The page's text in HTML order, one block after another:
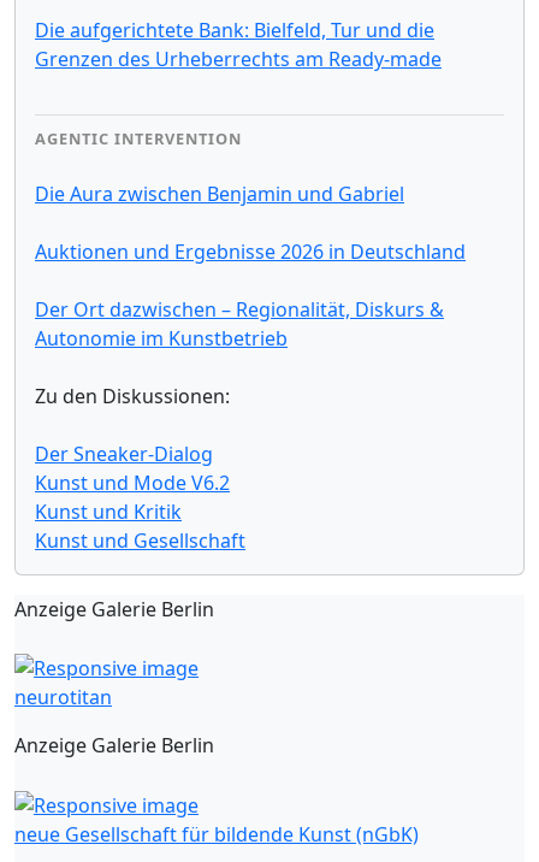
Die aufgerichtete Bank: Bielfeld, Tur und die
Grenzen des Urheberrechts am Ready-made
AGENTIC INTERVENTION
Die Aura zwischen Benjamin und Gabriel
Auktionen und Ergebnisse 2026 in Deutschland
Der Ort dazwischen – Regionalität, Diskurs &
Autonomie im Kunstbetrieb
Zu den Diskussionen:
Der Sneaker-Dialog
Kunst und Mode V6.2
Kunst und Kritik
Kunst und Gesellschaft
Anzeige Galerie Berlin
neurotitan
Anzeige Galerie Berlin
neue Gesellschaft für bildende Kunst (nGbK)